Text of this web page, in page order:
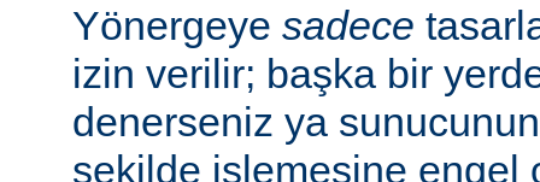
Yönergeye sadece
izin verilir; başka bir
denerseniz ya
şekilde işlemesine engel